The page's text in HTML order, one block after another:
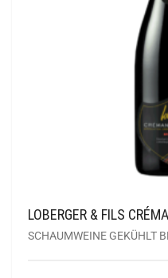
LOBERGER & FILS
SCHAUMWEINE GEKÜHLT